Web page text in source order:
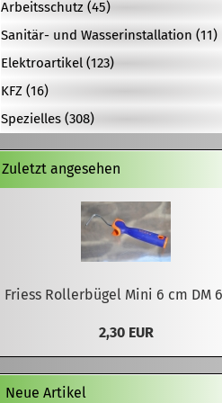
Arbeitsschutz (45)
Sanitär- und Wasserinstallation (11)
Elektroartikel (123)
KFZ (16)
Spezielles (308)
Zuletzt angesehen
Friess Rollerbügel Mini 6 cm DM
2,30 EUR
Neue Artikel